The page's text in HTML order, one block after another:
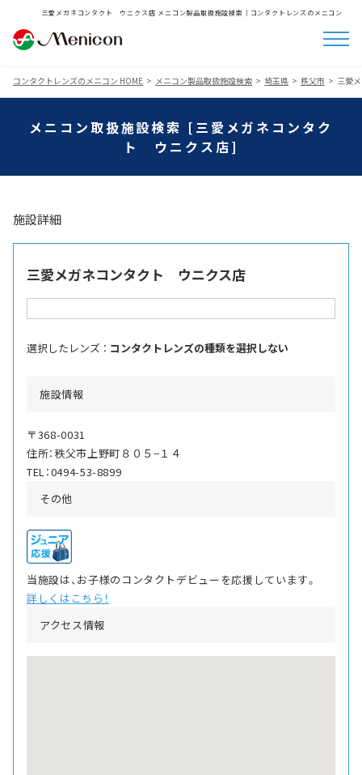
三愛メガネコンタクト ウニクス店 メニコン製品取扱施設検索│コンタクトレンズのメニコン
コンタクトレンズのメニコン HOME メニコン製品取扱施設検索 埼玉県 秩父市 三愛
メニコン取扱施設検索 [三愛メガネコンタク
ト ウニクス店]
施設詳細
三愛メガネコンタクト ウニクス店
選択したレンズ ： コンタクトレンズの種類を選択しない
施設情報
〒368-0031
住所：秩父市上野町８０５−１４
TEL：0494-53-8899
その他
当施設は、お子様のコンタクトデビューを応援しています。
詳しくはこちら！
アクセス情報